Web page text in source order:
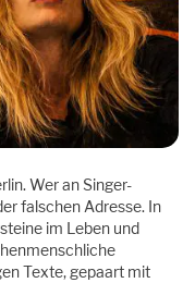
Wer an Singer-
falschen Adresse. In
im Leben und
Texte, gepaart mit